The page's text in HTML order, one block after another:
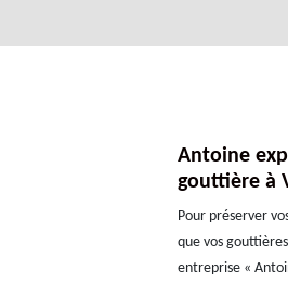
Antoine
gouttière à
Pour préserver
que vos
entreprise «